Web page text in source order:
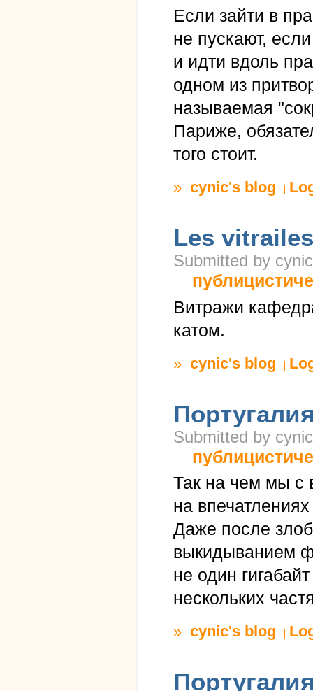
Если зайти в
не пускают,
и идти вдоль
одном из
называемая
Париже,
того стоит.
» cynic's blog
Les
Submitted by
Витражи
катом.
» cynic's blog
Submitted by
Так на чем мы с
на
Даже после
выкидыванием
не один
нескольких
» cynic's blog